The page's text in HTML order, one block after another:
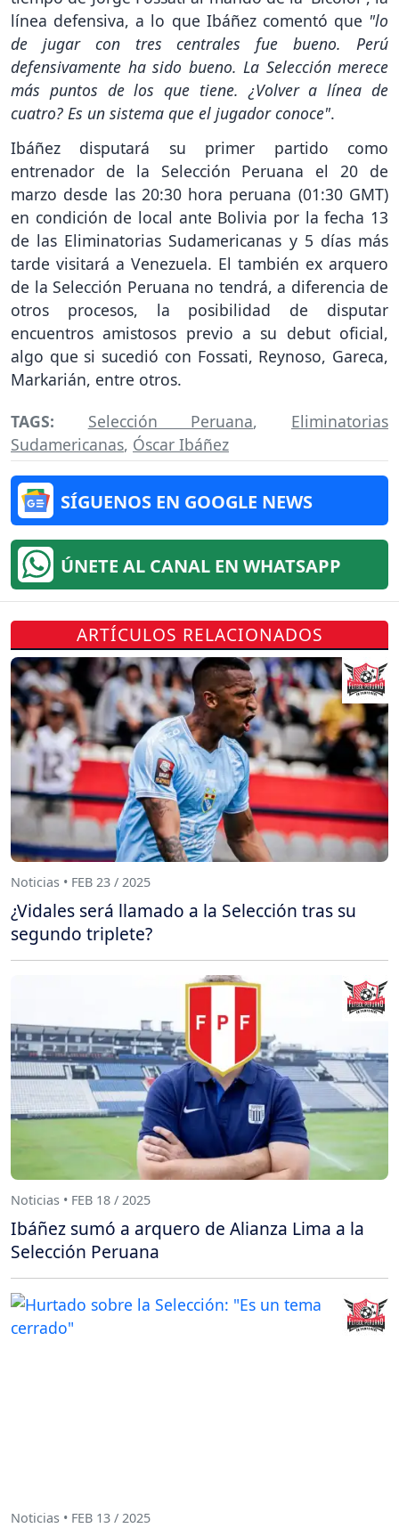
línea defensiva, a lo que Ibáñez comentó que "lo
de jugar con tres centrales fue bueno. Perú
defensivamente ha sido bueno. La Selección merece
más puntos de los que tiene. ¿Volver a línea de
cuatro? Es un sistema que el jugador conoce".
Ibáñez disputará su primer partido como
entrenador de la Selección Peruana el 20 de
marzo desde las 20:30 hora peruana (01:30 GMT)
en condición de local ante Bolivia por la fecha 13
de las Eliminatorias Sudamericanas y 5 días más
tarde visitará a Venezuela. El también ex arquero
de la Selección Peruana no tendrá, a diferencia de
otros procesos, la posibilidad de disputar
encuentros amistosos previo a su debut oficial,
algo que si sucedió con Fossati, Reynoso, Gareca,
Markarián, entre otros.
TAGS: Selección Peruana, Eliminatorias
Sudamericanas, Óscar Ibáñez
SÍGUENOS EN GOOGLE NEWS
ÚNETE AL CANAL EN WHATSAPP
ARTÍCULOS RELACIONADOS
Noticias • FEB 23 / 2025
¿Vidales será llamado a la Selección tras su
segundo triplete?
Noticias • FEB 18 / 2025
Ibáñez sumó a arquero de Alianza Lima a la
Selección Peruana
Noticias • FEB 13 / 2025